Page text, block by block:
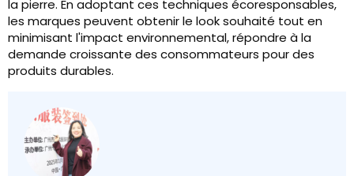
la pierre. En adoptant ces techniques écoresponsables,
les marques peuvent obtenir le look souhaité tout en
minimisant l'impact environnemental, répondre à la
demande croissante des consommateurs pour des
produits durables.